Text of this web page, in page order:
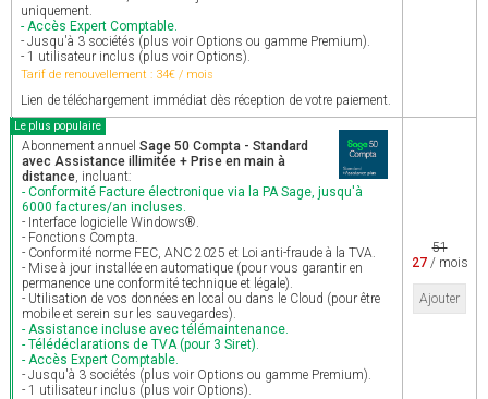
uniquement.
- Accès Expert Comptable.
- Jusqu'à 3 sociétés (plus voir Options ou gamme Premium).
- 1 utilisateur inclus (plus voir Options).
Tarif de renouvellement : 34€ / mois
Lien de téléchargement immédiat dès réception de votre paiement.
Le plus populaire
Abonnement annuel Sage 50 Compta - Standard
avec Assistance illimitée + Prise en main à
distance, incluant:
- Conformité Facture électronique via la PA Sage, jusqu'à
6000 factures/an incluses.
- Interface logicielle Windows®.
- Fonctions Compta.
- Conformité norme FEC, ANC 2025 et Loi anti-fraude à la TVA.
- Mise à jour installée en automatique (pour vous garantir en
permanence une conformité technique et légale).
- Utilisation de vos données en local ou dans le Cloud (pour être
mobile et serein sur les sauvegardes).
- Assistance incluse avec télémaintenance.
- Télédéclarations de TVA (pour 3 Siret).
- Accès Expert Comptable.
- Jusqu'à 3 sociétés (plus voir Options ou gamme Premium).
- 1 utilisateur inclus (plus voir Options).
51
27/ mois
Ajouter